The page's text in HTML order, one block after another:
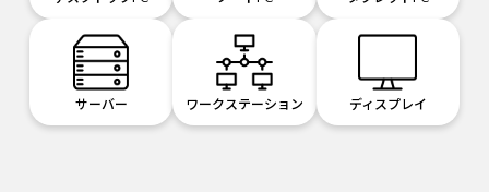
サーバー ワークステーション ディスプレイ